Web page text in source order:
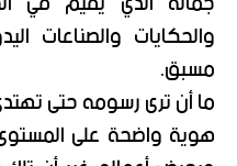
والحكايات والصناعات
مسبق.
ما أن ترى رسومه حتى
هوية واضحة على